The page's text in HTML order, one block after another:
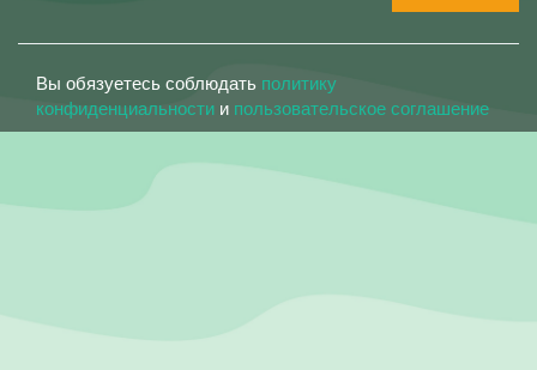
Вы обязуетесь соблюдать политику
конфиденциальности и пользовательское соглашение